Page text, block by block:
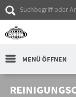
MENÜ ÖFFNEN